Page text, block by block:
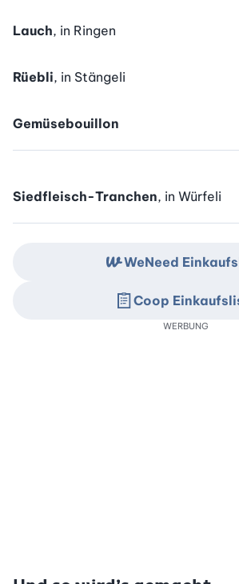
Lauch, in Ringen
Rüebli, in Stängeli
Gemüsebouillon
Siedfleisch-Tranchen, in Würfeli
WeNeed
Coop
WERBUNG